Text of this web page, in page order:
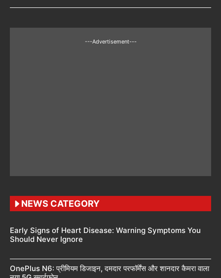
---Advertisement---
NEWS CATEGORY
Early Signs of Heart Disease: Warning Symptoms You
Should Never Ignore
OnePlus N6: प्रीमियम डिजाइन, दमदार परफॉर्मेंस और शानदार कैमरा वाला